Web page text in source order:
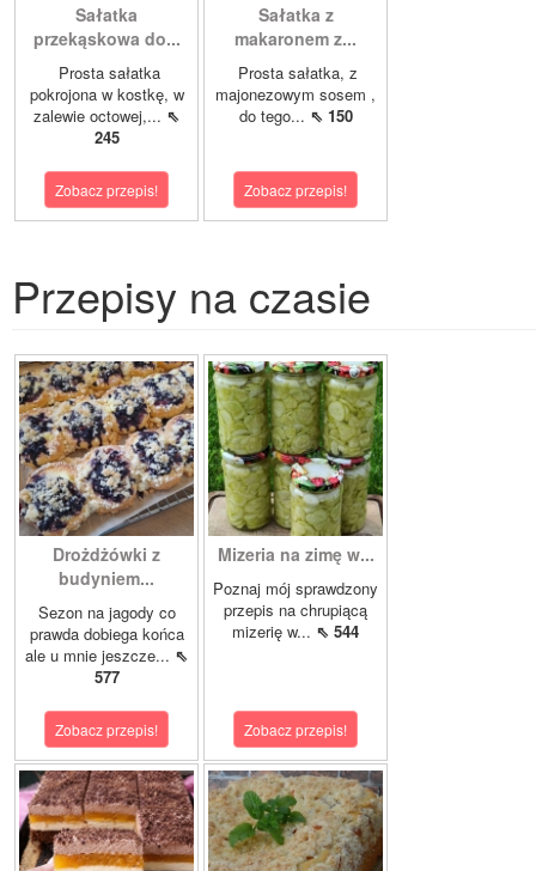
Sałatka
przekąskowa do...
Prosta sałatka
pokrojona w kostkę, w
zalewie octowej,... ⇖
245
Zobacz przepis!
Sałatka z
makaronem z...
Prosta sałatka, z
majonezowym sosem ,
do tego... ⇖ 150
Zobacz przepis!
Przepisy na czasie
Drożdżówki z
budyniem...
Sezon na jagody co
prawda dobiega końca
ale u mnie jeszcze... ⇖
577
Zobacz przepis!
Mizeria na zimę w...
Poznaj mój sprawdzony
przepis na chrupiącą
mizerię w... ⇖ 544
Zobacz przepis!